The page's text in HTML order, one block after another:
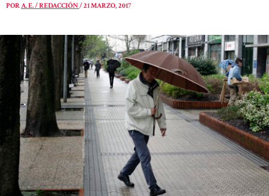
PORA. E. / REDACCIÓN/21 MARZO, 2017